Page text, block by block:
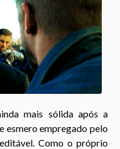
mais sólida após a
esmero empregado pelo
Como o próprio